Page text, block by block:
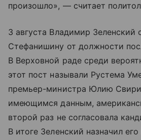
произошло», — считает
3 августа Владимир Зеленский
Стефанишину от должности
В Верховной раде среди
этот пост называли Рустема
премьер-министра Юлию
имеющимся данным,
второй раз не согласовала
В итоге Зеленский назначил